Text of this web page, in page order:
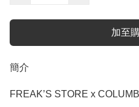
加至
簡介
FREAK’S STORE x